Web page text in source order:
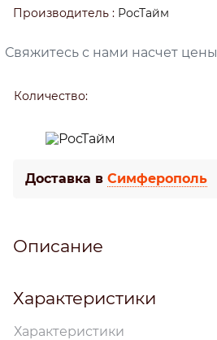
Производитель : РосТайм
Свяжитесь с нами насчет цены
Количество:
Доставка в Симферополь
Описание
Характеристики
Характеристики